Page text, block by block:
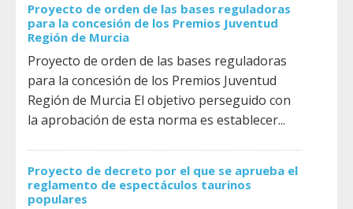
Proyecto de orden de las bases reguladoras
para la concesión de los Premios Juventud
Región de Murcia
Proyecto de orden de las bases reguladoras
para la concesión de los Premios Juventud
Región de Murcia El objetivo perseguido con
la aprobación de esta norma es establecer...
Proyecto de decreto por el que se aprueba el
reglamento de espectáculos taurinos
populares